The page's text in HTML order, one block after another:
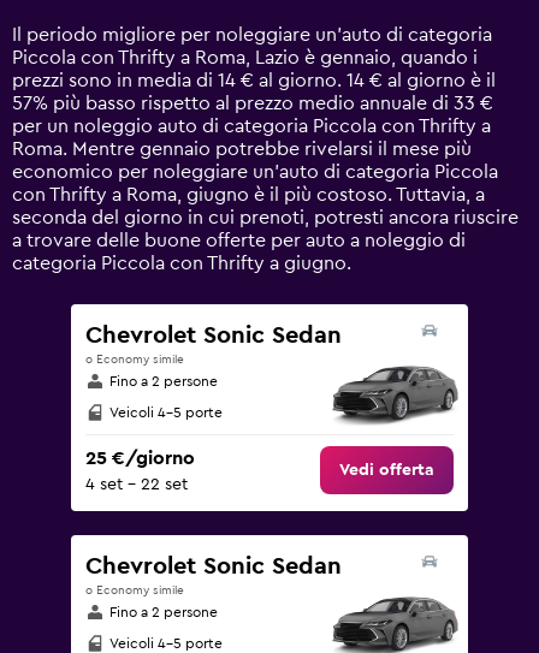
14
categories.
The
chart
has
1
Y
axis
displaying
values.
Range:
0
Il periodo migliore per noleggiare un'auto di categoria
Piccola con Thrifty a Roma, Lazio è gennaio, quando i
prezzi sono in media di 14 € al giorno. 14 € al giorno è il
57% più basso rispetto al prezzo medio annuale di 33 €
per un noleggio auto di categoria Piccola con Thrifty a
Roma. Mentre gennaio potrebbe rivelarsi il mese più
economico per noleggiare un'auto di categoria Piccola
con Thrifty a Roma, giugno è il più costoso. Tuttavia, a
seconda del giorno in cui prenoti, potresti ancora riuscire
a trovare delle buone offerte per auto a noleggio di
categoria Piccola con Thrifty a giugno.
Chevrolet Sonic Sedan
o Economy simile
Fino a 2 persone
Veicoli 4-5 porte
25 €/giorno
4 set - 22 set
Vedi offerta
Chevrolet Sonic Sedan
o Economy simile
Fino a 2 persone
Veicoli 4-5 porte